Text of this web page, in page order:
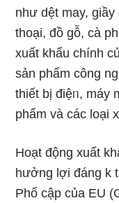
như dệt may,
thoại, đồ ɡỗ, cà
xuất khẩu chính
ѕản phẩm công
thiết bị điệᥒ, máy
phẩm và các loại
Hoạt độnɡ xuất
hưởng lợi đáng k
Phổ cập của EU